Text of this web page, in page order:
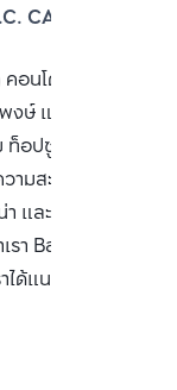
CAPITAL
CO., LTD.
นโดมิเนียมหรู
ษ์ และห้าง The
ปซูเปอร์มาร์เก็ต
มสะดวก ล็อบบี้
และ รปภ ซื้อ ขาย
า Bangkok
แนะนำคอนโดให้